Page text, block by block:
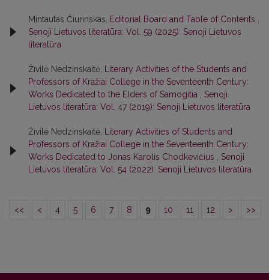
Mintautas Čiurinskas, Editorial Board and Table of Contents
Senoji Lietuvos literatūra: Vol. 59 (2025): Senoji Lietuvos
literatūra
Živilė Nedzinskaitė,
Literary Activities of the Students and
Professors of Kražiai College in the Seventeenth Century:
Works Dedicated to the Elders of Samogitia
Senoji
Lietuvos literatūra: Vol. 47 (2019): Senoji Lietuvos literatūra
Živilė Nedzinskaitė,
Literary Activities of Students and
Professors of Kražiai College in the Seventeenth Century:
Works Dedicated to Jonas Karolis Chodkevičius
Senoji
Lietuvos literatūra: Vol. 54 (2022): Senoji Lietuvos literatūra
<< < 4 5 6 7 8 9 10 11 12 > >>